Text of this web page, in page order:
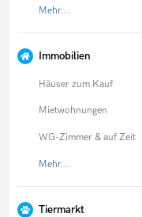
Mehr...
Immobilien
Häuser zum Kauf
Mietwohnungen
WG-Zimmer & auf Zeit
Mehr...
Tiermarkt